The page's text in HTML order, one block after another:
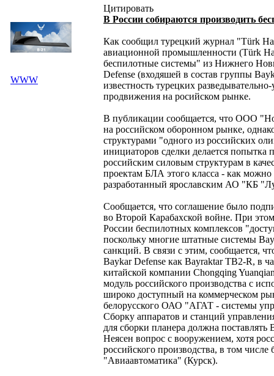
WWW
Цитировать
В России собираются производить
Как сообщил турецкий журнал "Türk
авиационной промышленности (Türk
беспилотные системы" из Нижнего
Defense (входяшей в состав группы
известность турецких
продвижения на росийском рынке.
В публикации сообщается, что ООО
на российском оборонном рынке,
структурами "одного из российских
инициаторов сделки делается
российским силовым структурам в
проектам БЛА этого класса - как
разработанный ярославским АО "КБ
Сообщается, что соглашение было
во Второй Карабахской войне. При
России беспилотных комплексов
поскольку многие штатные системы
санкций. В связи с этим, сообщается,
Baykar Defense как Bayraktar TB2-R, в
китайской компании Chongqing
модуль российского производства с
широко доступный на коммерческом
белорусского ОАО "АГАТ - системы
Сборку аппаратов и станций
для сборки планера должна
Неясен вопрос с вооружением, хотя
российского производства, в том
"Авиаавтоматика" (Курск).